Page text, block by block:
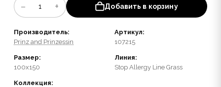
− 1 + Добавить в корзину
Производитель:
Prinz and Prinzessin
Артикул:
107215
Размер:
100x150
Линия:
Stop Allergy Line Grass
Коллекция: